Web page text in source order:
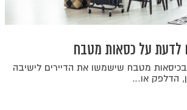
לדעת על כסאות מטבח
מטבח שישמשו את הדיירים לישיבה
הדלפק או…